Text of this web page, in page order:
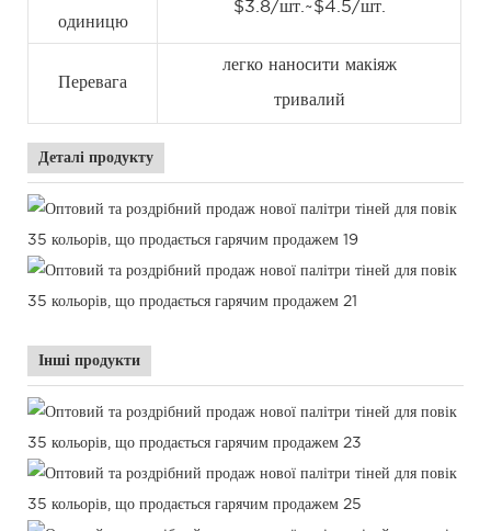
одиницю
$3.8/шт.~$4.5/шт.
Перевага
легко наносити макіяж
тривалий
Деталі продукту
Інші продукти